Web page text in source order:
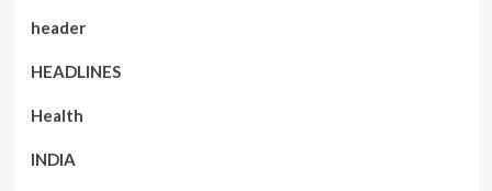
header
HEADLINES
Health
INDIA